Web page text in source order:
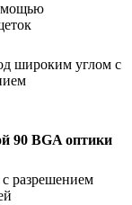
широким углом с
90 BGA оптики
разрешением